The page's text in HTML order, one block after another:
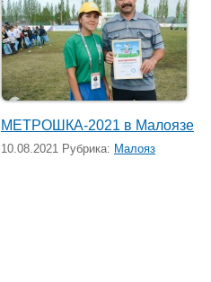
МЕТРОШКА-2021 в Малоязе
10.08.2021 Рубрика: Малояз